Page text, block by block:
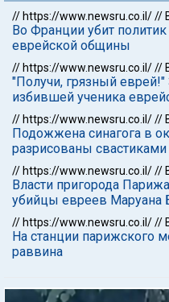
// https://www.newsru.co.il///
Во Франции убит
еврейской общины
// https://www.newsru.co.il///
"Получи, грязный
избившей ученика
// https://www.newsru.co.il///
Подожжена синагога в
разрисованы свастиками
// https://www.newsru.co.il///
Власти пригорода
убийцы евреев Маруана
// https://www.newsru.co.il///
На станции парижского
раввина